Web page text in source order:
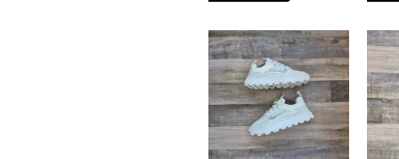
Este
producto
tiene
múltiples
variantes.
Las